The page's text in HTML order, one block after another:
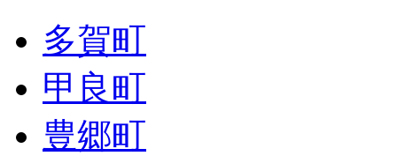
多賀町
甲良町
豊郷町